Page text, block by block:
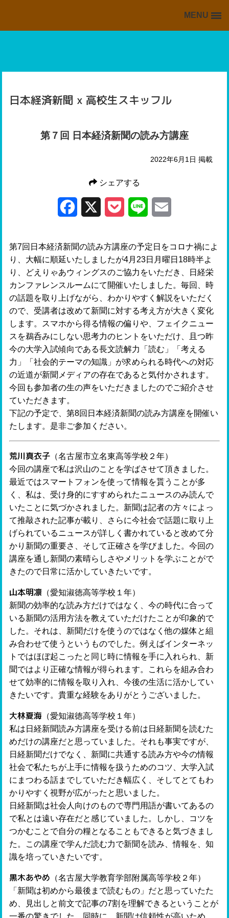
MENU
日本経済新聞 x 高校生スキッフル
第７回 日本経済新聞の読み方講座
2022年6月1日 掲載
シェアする
Facebook Pocket Line
第7回日本経済新聞の読み方講座の予定日をコロナ禍によ
り、大幅に順延いたしましたが4月23日月曜日18時半よ
り、どえりゃあウィングスのご協力をいただき、日経栄
カンファレンスルームにて開催いたしました。毎回、時
の話題を取り上げながら、わかりやすく解説をいただく
ので、受講者は改めて新聞に対する考え方が大きく変化
します。スマホから得る情報の偏りや、フェイクニュー
スを鵜呑みにしない思考力のヒントをいただけ、且つ昨
今の大学入試傾向である長文読解力「読む」「考える
力」「社会的テーマの知識」が求められる時代への対応
の近道が新聞メディアの存在であると気付かされます。
今回も参加者の生の声をいただきましたのでご紹介させ
ていただきます。
下記の予定で、第8回日本経済新聞の読み方講座を開催い
たします。是非ご参加ください。
荒川真衣子（名古屋市立名東高等学校２年）
今回の講座で私は沢山のことを学ばさせて頂きました。
最近ではスマートフォンを使って情報を貰うことが多
く、私は、受け身的にすすめられたニュースのみ読んで
いたことに気づかされました。新聞は記者の方々によっ
て推敲された記事が載り、さらに今社会で話題に取り上
げられているニュースが詳しく書かれていると改めて分
かり新聞の重要さ、そして正確さを学びました。今回の
講座を通し新聞の素晴らしさやメリットを学ぶことがで
きたので日常に活かしていきたいです。
山本明凛（愛知淑徳高等学校１年）
新聞の効率的な読み方だけではなく、今の時代に合って
いる新聞の活用方法を教えていただけたことが印象的で
した。それは、新聞だけを使うのではなく他の媒体と組
み合わせて使うというものでした。例えばインターネッ
トではほぼ起こったと同じ時に情報を手に入れられ、新
聞ではより正確な情報が得られます。これらを組み合わ
せて効率的に情報を取り入れ、今後の生活に活かしてい
きたいです。貴重な経験をありがとうございました。
大林夏海（愛知淑徳高等学校１年）
私は日経新聞読み方講座を受ける前は日経新聞を読むた
めだけの講座だと思っていました。それも事実ですが、
日経新聞だけでなく、新聞に共通する読み方や今の情報
社会で私たちが上手に情報を扱うためのコツ、大学入試
にまつわる話までしていただき幅広く、そしてとてもわ
かりやすく視野が広がったと思いました。
日経新聞は社会人向けのもので専門用語が書いてあるの
で私とは遠い存在だと感じていました。しかし、コツを
つかむことで自分の糧となることもできると気づきまし
た。この講座で学んだ読む力で新聞を読み、情報を、知
識を培っていきたいです。
黒木あやめ （名古屋大学教育学部附属高等学校２年）
「新聞は初めから最後まで読むもの」だと思っていたた
め、見出しと前文で記事の7割を理解できるということが
一番の驚きでした。同時に、新聞は信頼性が高いため、